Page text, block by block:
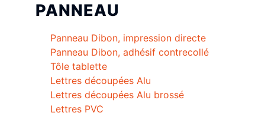
PANNEAU
Panneau Dibon, impression directe
Panneau Dibon, adhésif contrecollé
Tôle tablette
Lettres découpées Alu
Lettres découpées Alu brossé
Lettres PVC